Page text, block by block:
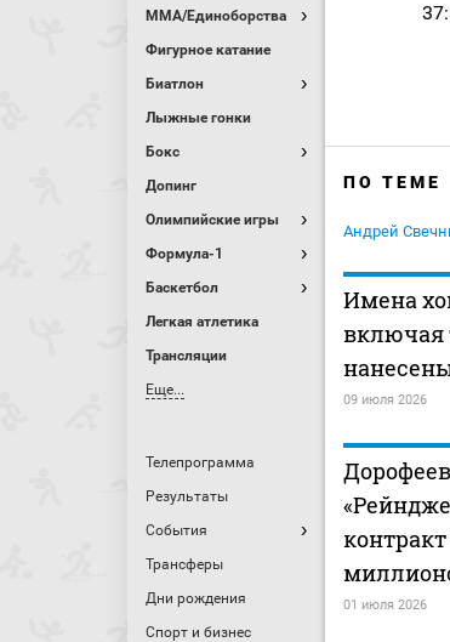
MMA/Единоборства
Фигурное катание
Биатлон
Лыжные гонки
Бокс
Допинг
Олимпийские игры
Формула-1
Баскетбол
Легкая атлетика
Трансляции
Еще...
Телепрограмма
Результаты
События
Трансферы
Дни рождения
Спорт и бизнес
ПО ТЕМЕ
Андрей
Имена
включая
09 июля 2026
01 июля 2026